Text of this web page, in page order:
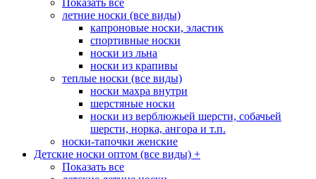
летние носки (все виды)
капроновые носки, эластик
спортивные носки
носки из льна
носки из крапивы
теплые носки (все виды)
носки махра внутри
шерстяные носки
носки из верблюжьей шерсти, собачьей
шерсти, норка, ангора и т.п.
носки-тапочки женские
Детские носки оптом (все виды) +
Показать все